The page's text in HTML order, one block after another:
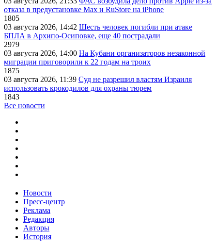
отказа в предустановке Max и RuStore на iPhone
1805
03 августа 2026, 14:42 Шесть человек погибли при атаке
БПЛА в Архипо-Осиповке, еще 40 пострадали
2979
03 августа 2026, 14:00 На Кубани организаторов незаконной
миграции приговорили к 22 годам на троих
1875
03 августа 2026, 11:39 Суд не разрешил властям Израиля
использовать крокодилов для охраны тюрем
1843
Все новости
Новости
Пресс-центр
Реклама
Редакция
Авторы
История